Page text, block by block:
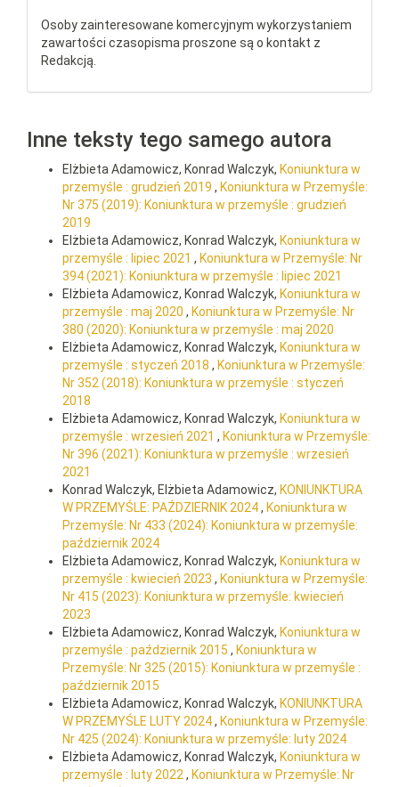
Osoby zainteresowane komercyjnym wykorzystaniem
zawartości czasopisma proszone są o kontakt z
Redakcją.
Inne teksty tego samego autora
Elżbieta Adamowicz, Konrad Walczyk, Koniunktura w
przemyśle : grudzień 2019 , Koniunktura w Przemyśle:
Nr 375 (2019): Koniunktura w przemyśle : grudzień
2019
Elżbieta Adamowicz, Konrad Walczyk, Koniunktura w
przemyśle : lipiec 2021 , Koniunktura w Przemyśle: Nr
394 (2021): Koniunktura w przemyśle : lipiec 2021
Elżbieta Adamowicz, Konrad Walczyk, Koniunktura w
przemyśle : maj 2020 , Koniunktura w Przemyśle: Nr
380 (2020): Koniunktura w przemyśle : maj 2020
Elżbieta Adamowicz, Konrad Walczyk, Koniunktura w
przemyśle : styczeń 2018 , Koniunktura w Przemyśle:
Nr 352 (2018): Koniunktura w przemyśle : styczeń
2018
Elżbieta Adamowicz, Konrad Walczyk, Koniunktura w
przemyśle : wrzesień 2021 , Koniunktura w Przemyśle:
Nr 396 (2021): Koniunktura w przemyśle : wrzesień
2021
Konrad Walczyk, Elżbieta Adamowicz, KONIUNKTURA
W PRZEMYŚLE: PAŹDZIERNIK 2024, Koniunktura w
Przemyśle: Nr 433 (2024): Koniunktura w przemyśle:
październik 2024
Elżbieta Adamowicz, Konrad Walczyk, Koniunktura w
przemyśle : kwiecień 2023 , Koniunktura w Przemyśle:
Nr 415 (2023): Koniunktura w przemyśle: kwiecień
2023
Elżbieta Adamowicz, Konrad Walczyk, Koniunktura w
przemyśle : październik 2015 , Koniunktura w
Przemyśle: Nr 325 (2015): Koniunktura w przemyśle :
październik 2015
Elżbieta Adamowicz, Konrad Walczyk, KONIUNKTURA
W PRZEMYŚLE LUTY 2024, Koniunktura w Przemyśle:
Nr 425 (2024): Koniunktura w przemyśle: luty 2024
Elżbieta Adamowicz, Konrad Walczyk, Koniunktura w
przemyśle : luty 2022 , Koniunktura w Przemyśle: Nr